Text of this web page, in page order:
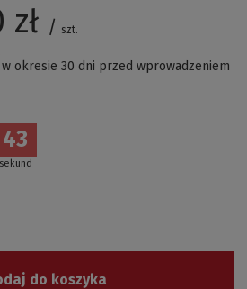
zł / szt.
okresie 30 dni przed wprowadzeniem
sekund
42
do koszyka